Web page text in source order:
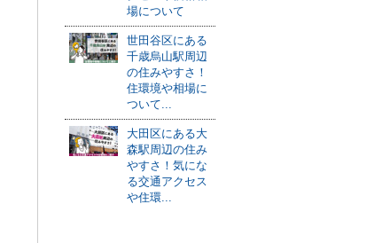
場について
世田谷区にある
千歳烏山駅周辺
の住みやすさ！
住環境や相場に
ついて...
大田区にある大
森駅周辺の住み
やすさ！気にな
る交通アクセス
や住環...